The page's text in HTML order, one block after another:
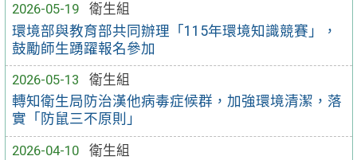
2026-05-19
衛生組
環境部與教育部共同辦理「115年環境知識競賽」，
鼓勵師生踴躍報名參加
2026-05-13
衛生組
轉知衛生局防治漢他病毒症候群，加強環境清潔，落
實「防鼠三不原則」
2026-04-10
衛生組